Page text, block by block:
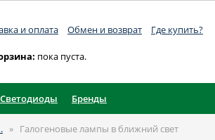
и оплата Обмен и возврат Где купить?
пока пуста.
Светодиоды Бренды
» Галогеновые лампы в ближний свет